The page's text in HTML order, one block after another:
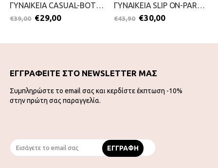
ΓΥΝΑΙΚΕΙΑ CASUAL-BOTTERO-2199-0239-ΜΠΛΕ
€39,00 €29,00
ΓΥΝΑΙΚΕΙΑ SLIP ON-PAREX-2111-0394-ΜΠΟΡΝΤΟ
€43,90 €30,00
ΕΓΓΡΑΦΕΙΤΕ ΣΤΟ NEWSLETTER ΜΑΣ
Συμπληρώστε το email σας και κερδίστε έκπτωση -10%
στην πρώτη σας παραγγελία.